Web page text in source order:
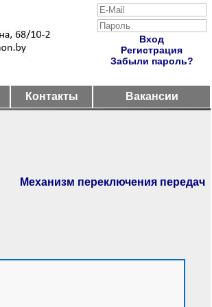
Вход
Регистрация
Забыли пароль?
Контакты Вакансии
Механизм переключения передач